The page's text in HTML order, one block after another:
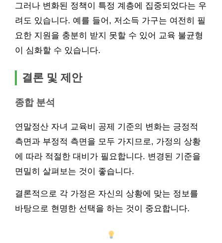
그러나 변화된 정책이 특정 계층에 집중되었다는 우
려도 있습니다. 예를 들어, 저소득 가구는 여전히 필
요한 지원을 충분히 받지 못할 수 있어 교육 불균형
이 심화할 수 있습니다.
결론 및 제안
종합 분석
연말정산 자녀 교육비 공제 기준의 변화는 긍정적
측면과 부정적 측면을 모두 가지므로, 가정의 상황
에 따라 적절한 대비가 필요합니다. 변경된 기준을
면밀히 살펴보는 것이 좋습니다.
결론적으로 각 가정은 자신의 상황에 맞는 정보를
바탕으로 현명한 선택을 하는 것이 중요합니다.